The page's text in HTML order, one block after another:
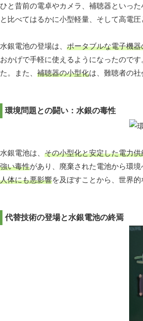
ひと昔前の電卓やカメラ、補聴器といっ
と比べてはるかに小型軽量、そして高電圧
水銀電池の登場は、 ポータブルな電子機
おかげで手軽に使えるようになったので
た。また、 補聴器の小型化は、難聴者の
環境問題との闘い：水銀の毒性
水銀電池は、 その小型化と安定した電力供
強い毒性があり、廃棄された電池から環
人体にも悪影響を及ぼすことから、世界
代替技術の登場と水銀電池の終焉